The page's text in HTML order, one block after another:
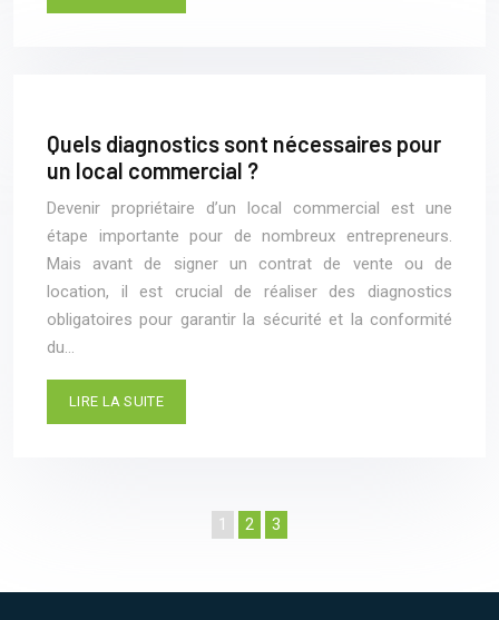
Quels diagnostics sont nécessaires pour
un local commercial ?
Devenir propriétaire d’un local commercial est une
étape importante pour de nombreux entrepreneurs.
Mais avant de signer un contrat de vente ou de
location, il est crucial de réaliser des diagnostics
obligatoires pour garantir la sécurité et la conformité
du…
LIRE LA SUITE
1 2 3